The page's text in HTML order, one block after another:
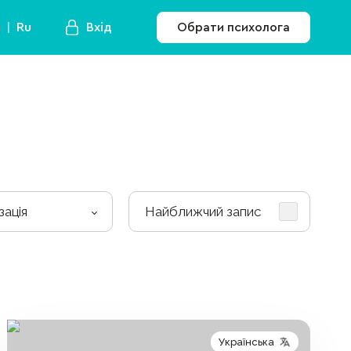
Ru Вхід Обрати психолога
Найближчий запис
Українська